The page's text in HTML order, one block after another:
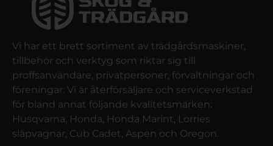
Vi har ett brett sortiment av trädgårdsmaskiner,
tillbehör och verktyg som riktar sig till
proffsanvändare, privatpersoner, förvaltningar och
föreningar. Vi är återförsäljare och serviceverkstad
för bland annat följande kvalitetsmärken:
Husqvarna, Honda, Honda Marint, Lorries
släpvagnar, Cub Cadet, Aspen och Oregon.